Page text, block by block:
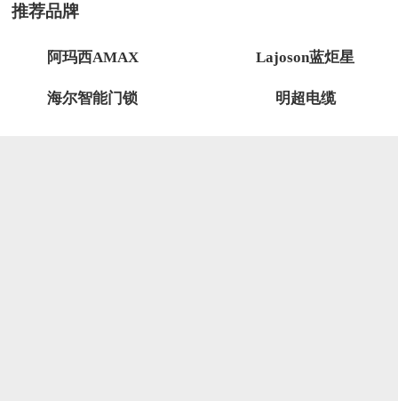
推荐品牌
阿玛西AMAX Lajoson蓝炬星
海尔智能门锁 明超电缆